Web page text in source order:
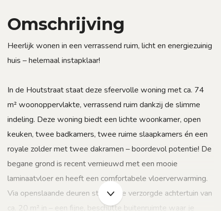
Omschrijving
Heerlijk wonen in een verrassend ruim, licht en energiezuinig
huis – helemaal instapklaar!
In de Houtstraat staat deze sfeervolle woning met ca. 74
m² woonoppervlakte, verrassend ruim dankzij de slimme
indeling. Deze woning biedt een lichte woonkamer, open
keuken, twee badkamers, twee ruime slaapkamers én een
royale zolder met twee dakramen – boordevol potentie! De
begane grond is recent vernieuwd met een mooie
laminaatvloer en heeft een comfortabele vloerverwarming.
Via openslaande deuren stap je de verzorgde achtertuin van
ca. 20 m² in – een fijne, beschutte buitenruimte waar je